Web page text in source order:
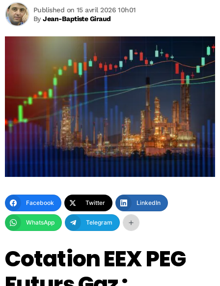
ByJean-Baptiste Giraud
Published on 15 avril 2026 10h01
Facebook Twitter LinkedIn
WhatsApp Telegram
Cotation EEX PEG